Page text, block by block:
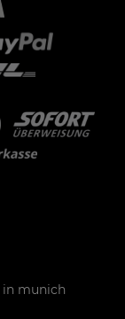
in munich